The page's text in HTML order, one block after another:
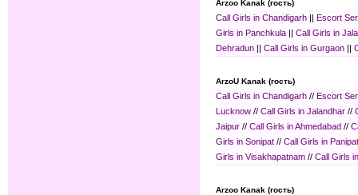
Arzoo Kanak (гость)
Call Girls in Chandigarh || Escort
Girls in Panchkula || Call Girls in
Dehradun || Call Girls in Gurgaon ||
ArzoU Kanak (гость)
Call Girls in Chandigarh // Escort
Lucknow // Call Girls in Jalandhar //
Jaipur // Call Girls in Ahmedabad //
Girls in Sonipat // Call Girls in Panipat
Girls in Visakhapatnam // Call Girls
Arzoo Kanak (гость)